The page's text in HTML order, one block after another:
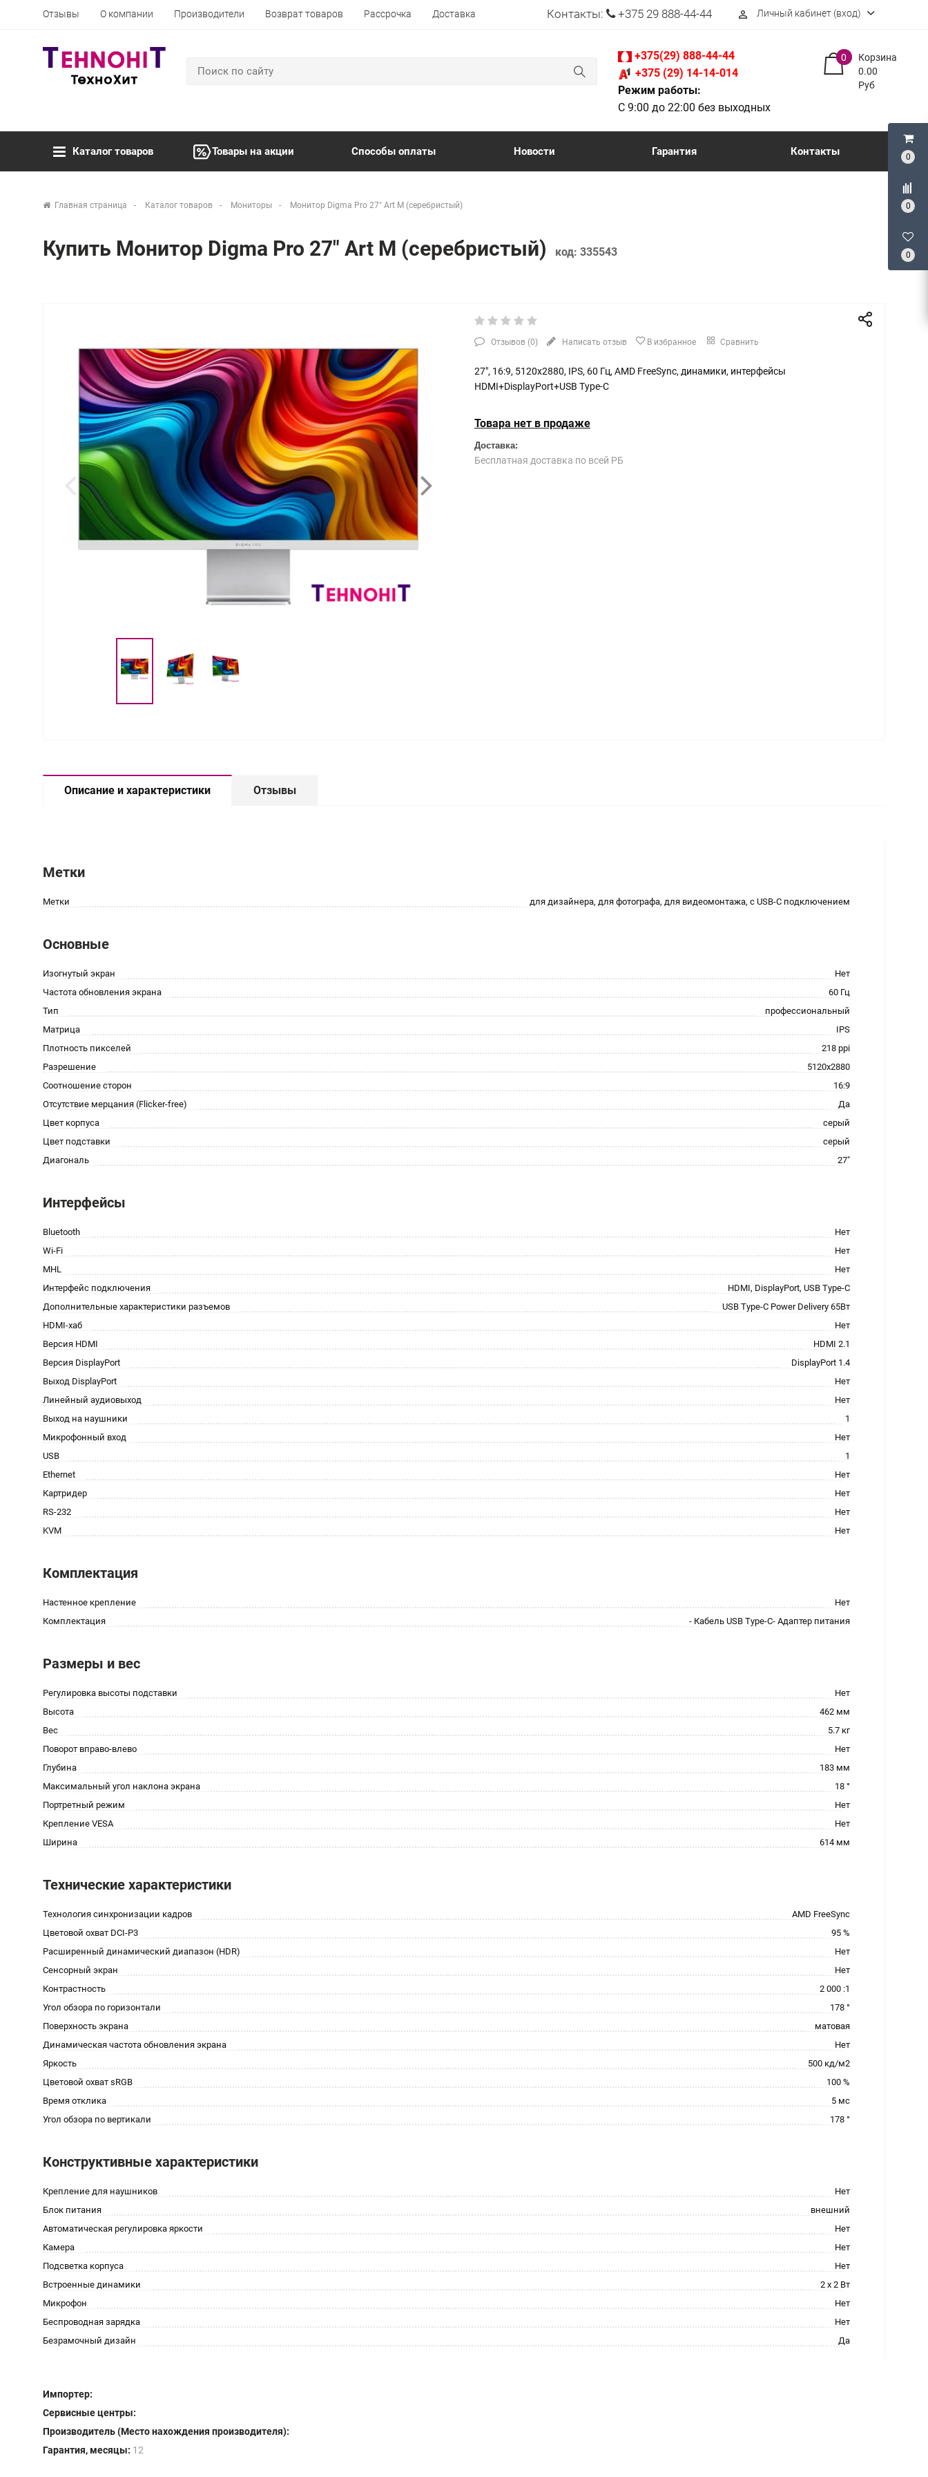
0
0
0
Отзывы О компании Производители Возврат товаров Рассрочка Доставка Контакты: +375 29 888-44-44 perm_identity Личный кабинет (вход)
+375(29) 888-44-44
+375 (29) 14-14-014
Режим работы:
С 9:00 до 22:00 без выходных
Корзина
0
0.00
Руб
Каталог товаров Товары на акции Способы оплаты Новости Гарантия Контакты
Главная страница Каталог товаров Мониторы Монитор Digma Pro 27" Art M (серебристый)
Купить Монитор Digma Pro 27" Art M (серебристый) код: 335543
Отзывов (0) Написать отзыв В избранное Сравнить
27", 16:9, 5120x2880, IPS, 60 Гц, AMD FreeSync, динамики, интерфейсы
HDMI+DisplayPort+USB Type-C
Товара нет в продаже
Доставка:
Бесплатная доставка по всей РБ
Описание и характеристики Отзывы
Метки
Метки для дизайнера, для фотографа, для видеомонтажа, с USB-C подключением
Основные
Изогнутый экран
Нет
Частота обновления экрана
60 Гц
Тип
профессиональный
Матрица
IPS
Плотность пикселей
218 ppi
Разрешение
5120x2880
Соотношение сторон
16:9
Отсутствие мерцания (Flicker-free)
Да
Цвет корпуса
серый
Цвет подставки
серый
Диагональ
27"
Интерфейсы
Bluetooth
Нет
Wi-Fi
Нет
MHL
Нет
Интерфейс подключения
HDMI, DisplayPort, USB Type-C
Дополнительные характеристики разъемов
USB Type-C Power Delivery 65Вт
HDMI-хаб
Нет
Версия HDMI
HDMI 2.1
Версия DisplayPort
DisplayPort 1.4
Выход DisplayPort
Нет
Линейный аудиовыход
Нет
Выход на наушники
1
Микрофонный вход
Нет
USB
1
Ethernet
Нет
Картридер
Нет
RS-232
Нет
KVM
Нет
Комплектация
Настенное крепление
Нет
Комплектация
- Кабель USB Type-C- Адаптер питания
Размеры и вес
Регулировка высоты подставки
Нет
Высота
462 мм
Вес
5.7 кг
Поворот вправо-влево
Нет
Глубина
183 мм
Максимальный угол наклона экрана
18 °
Портретный режим
Нет
Крепление VESA
Нет
Ширина
614 мм
Технические характеристики
Технология синхронизации кадров
AMD FreeSync
Цветовой охват DCI-P3
95 %
Расширенный динамический диапазон (HDR)
Нет
Сенсорный экран
Нет
Контрастность
2 000 :1
Угол обзора по горизонтали
178 °
Поверхность экрана
матовая
Динамическая частота обновления экрана
Нет
Яркость
500 кд/м2
Цветовой охват sRGB
100 %
Время отклика
5 мс
Угол обзора по вертикали
178 °
Конструктивные характеристики
Крепление для наушников
Нет
Блок питания
внешний
Автоматическая регулировка яркости
Нет
Камера
Нет
Подсветка корпуса
Нет
Встроенные динамики
2 х 2 Вт
Микрофон
Нет
Беспроводная зарядка
Нет
Безрамочный дизайн
Да
Импортер:
Сервисные центры:
Производитель (Место нахождения производителя):
Гарантия, месяцы: 12